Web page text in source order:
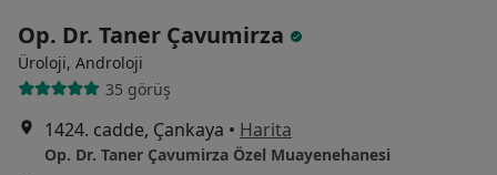
Op. Dr. Taner Çavumirza
Üroloji, Androloji
35 görüş
1424. cadde, Çankaya • Harita
Op. Dr. Taner Çavumirza Özel Muayenehanesi